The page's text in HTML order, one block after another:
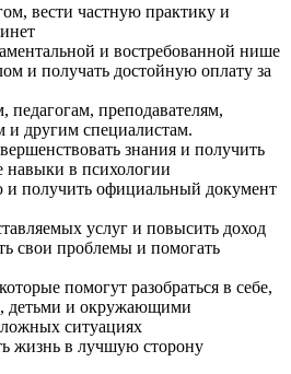
вести частную практику и
и востребованной нише
и получать достойную оплату за
преподавателям,
и другим специалистам.
знания и получить
навыки в психологии
получить официальный документ
услуг и повысить доход
свои проблемы и помогать
помогут разобраться в себе,
детьми и окружающими
ситуациях
жизнь в лучшую сторону